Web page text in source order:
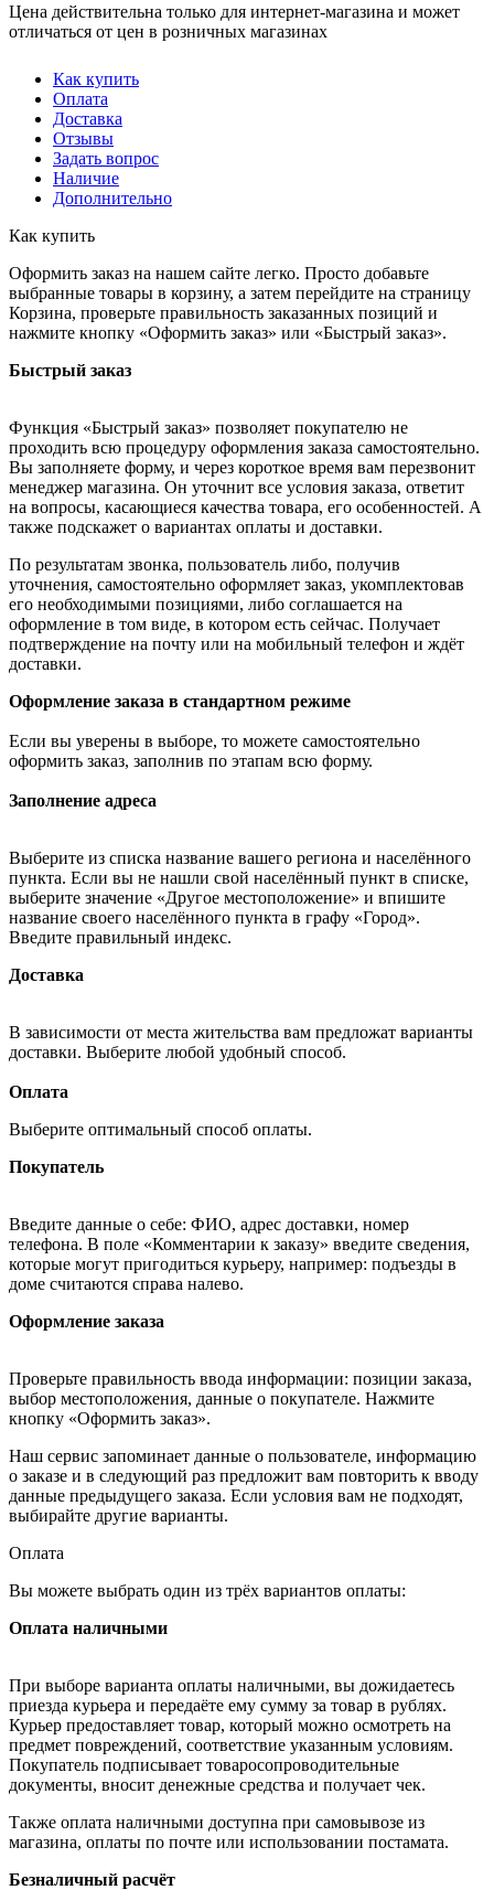
Цена действительна только для интернет-магазина и может
отличаться от цен в розничных магазинах
Как купить
Оплата
Доставка
Отзывы
Задать вопрос
Наличие
Дополнительно
Как купить
Оформить заказ на нашем сайте легко. Просто добавьте
выбранные товары в корзину, а затем перейдите на страницу
Корзина, проверьте правильность заказанных позиций и
нажмите кнопку «Оформить заказ» или «Быстрый заказ».
Быстрый заказ
Функция «Быстрый заказ» позволяет покупателю не
проходить всю процедуру оформления заказа самостоятельно.
Вы заполняете форму, и через короткое время вам перезвонит
менеджер магазина. Он уточнит все условия заказа, ответит
на вопросы, касающиеся качества товара, его особенностей. А
также подскажет о вариантах оплаты и доставки.
По результатам звонка, пользователь либо, получив
уточнения, самостоятельно оформляет заказ, укомплектовав
его необходимыми позициями, либо соглашается на
оформление в том виде, в котором есть сейчас. Получает
подтверждение на почту или на мобильный телефон и ждёт
доставки.
Оформление заказа в стандартном режиме
Если вы уверены в выборе, то можете самостоятельно
оформить заказ, заполнив по этапам всю форму.
Заполнение адреса
Выберите из списка название вашего региона и населённого
пункта. Если вы не нашли свой населённый пункт в списке,
выберите значение «Другое местоположение» и впишите
название своего населённого пункта в графу «Город».
Введите правильный индекс.
Доставка
В зависимости от места жительства вам предложат варианты
доставки. Выберите любой удобный способ.
Оплата
Выберите оптимальный способ оплаты.
Покупатель
Введите данные о себе: ФИО, адрес доставки, номер
телефона. В поле «Комментарии к заказу» введите сведения,
которые могут пригодиться курьеру, например: подъезды в
доме считаются справа налево.
Оформление заказа
Проверьте правильность ввода информации: позиции заказа,
выбор местоположения, данные о покупателе. Нажмите
кнопку «Оформить заказ».
Наш сервис запоминает данные о пользователе, информацию
о заказе и в следующий раз предложит вам повторить к вводу
данные предыдущего заказа. Если условия вам не подходят,
выбирайте другие варианты.
Оплата
Вы можете выбрать один из трёх вариантов оплаты:
Оплата наличными
При выборе варианта оплаты наличными, вы дожидаетесь
приезда курьера и передаёте ему сумму за товар в рублях.
Курьер предоставляет товар, который можно осмотреть на
предмет повреждений, соответствие указанным условиям.
Покупатель подписывает товаросопроводительные
документы, вносит денежные средства и получает чек.
Также оплата наличными доступна при самовывозе из
магазина, оплаты по почте или использовании постамата.
Безналичный расчёт